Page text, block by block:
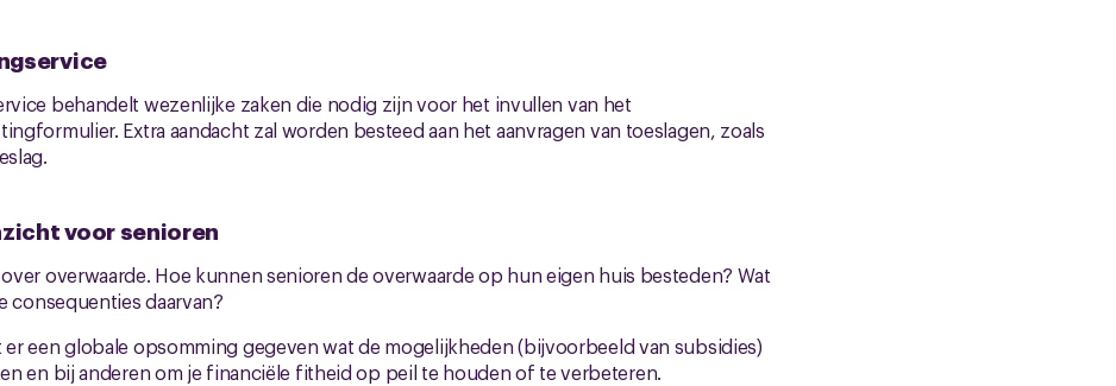
behandelt wezenlijke zaken die nodig zijn voor het invullen van het
Extra aandacht zal worden besteed aan het aanvragen van toeslagen, zoals
voor senioren
overwaarde. Hoe kunnen senioren de overwaarde op hun eigen huis besteden? Wat
consequenties daarvan?
er een globale opsomming gegeven wat de mogelijkheden (bijvoorbeeld van subsidies)
en bij anderen om je financiële fitheid op peil te houden of te verbeteren.